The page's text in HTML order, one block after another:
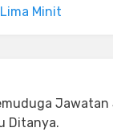
Minit
Jawatan
Ditanya.